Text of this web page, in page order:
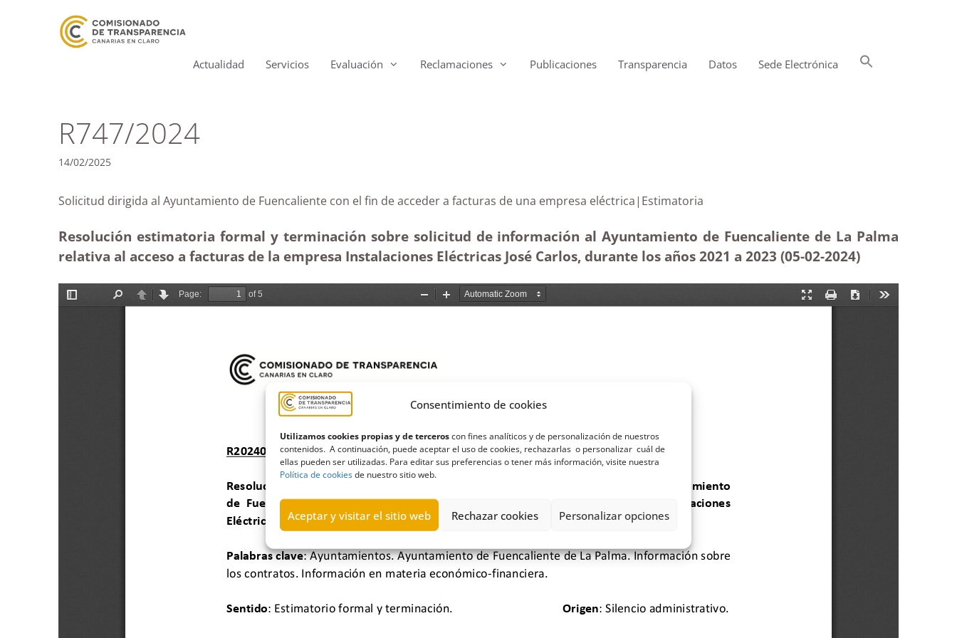
Consentimiento de cookies
Utilizamos cookies propias y de terceroscon fines analíticos y de personalización de nuestros
contenidos. A continuación, puede aceptar el uso de cookies, rechazarlas o personalizar cuál de
ellas pueden ser utilizadas. Para editar sus preferencias o tener más información, visite nuestra
Política de cookiesde nuestro sitio web.
Aceptar y visitar el sitio web Rechazar cookies Personalizar opciones
Actualidad Servicios Evaluación Reclamaciones Publicaciones Transparencia Datos Sede Electrónica
R747/2024
14/02/2025
Solicitud dirigida al Ayuntamiento de Fuencaliente con el fin de acceder a facturas de una empresa eléctrica|Estimatoria
Resolución estimatoria formal y terminación sobre solicitud de información al Ayuntamiento de Fuencaliente de La Palma
relativa al acceso a facturas de la empresa Instalaciones Eléctricas José Carlos, durante los años 2021 a 2023 (05-02-2024)